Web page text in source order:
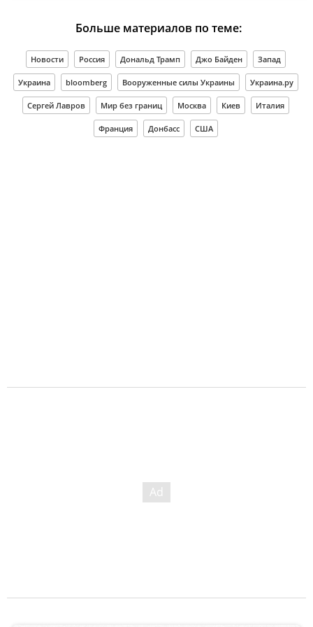
Больше материалов по теме:
Новости Россия Дональд Трамп Джо Байден Запад
Украина bloomberg Вооруженные силы Украины Украина.ру
Сергей Лавров Мир без границ Москва Киев Италия
Франция Донбасс США